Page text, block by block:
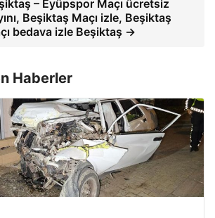
– Eyüpspor Maçı ücretsiz
Beşiktaş Maçı izle, Beşiktaş
bedava izle Beşiktaş →
Haberler